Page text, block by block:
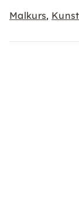
Malkurs,